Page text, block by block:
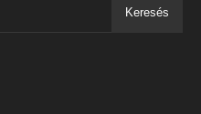
Keresés